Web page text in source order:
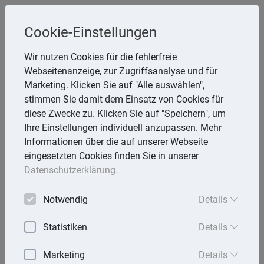
Melzer, StB
Storchsnest 6, 74535 Mainhardt
Telefon: 7903 7736
E-Mail:rathmann.melzer@t-online.de
Lexika
Volltext-Suche in den Lexika
Cookie-Einstellungen
Wir nutzen Cookies für die fehlerfreie
Webseitenanzeige, zur Zugriffsanalyse und für
Marketing. Klicken Sie auf "Alle auswählen",
stimmen Sie damit dem Einsatz von Cookies für
diese Zwecke zu. Klicken Sie auf "Speichern", um
Ihre Einstellungen individuell anzupassen. Mehr
Informationen über die auf unserer Webseite
eingesetzten Cookies finden Sie in unserer
Datenschutzerklärung.
Notwendig Details
Statistiken Details
Marketing Details